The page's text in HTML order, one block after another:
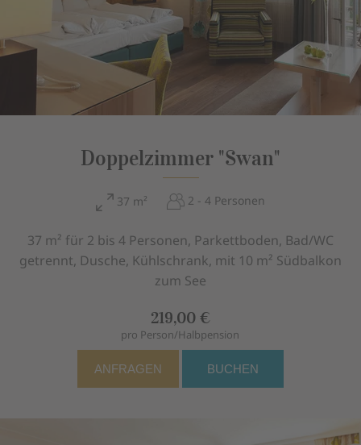
Doppelzimmer "Swan"
37 m² 2 - 4 Personen
37 m² für 2 bis 4 Personen, Parkettboden, Bad/WC
getrennt, Dusche, Kühlschrank, mit 10 m² Südbalkon
zum See
219,00 €
pro Person/Halbpension
ANFRAGEN BUCHEN